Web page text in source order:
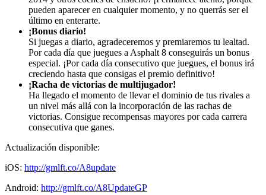
pueden aparecer en cualquier momento, y no querrás ser el
último en enterarte.
¡Bonus diario!
Si juegas a diario, agradeceremos y premiaremos tu lealtad.
Por cada día que juegues a Asphalt 8 conseguirás un bonus
especial. ¡Por cada día consecutivo que juegues, el bonus irá
creciendo hasta que consigas el premio definitivo!
¡Racha de victorias de multijugador!
Ha llegado el momento de llevar el dominio de tus rivales a
un nivel más allá con la incorporación de las rachas de
victorias. Consigue recompensas mayores por cada carrera
consecutiva que ganes.
Actualización disponible:
iOS: http://gmlft.co/A8update
Android: http://gmlft.co/A8UpdateGP